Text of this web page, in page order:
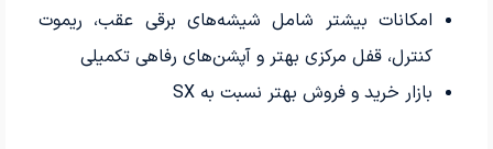
امکانات بیشتر شامل شیشه‌های برقی عقب، ریموت
کنترل، قفل مرکزی بهتر و آپشن‌های رفاهی تکمیلی
بازار خرید و فروش بهتر نسبت به SX